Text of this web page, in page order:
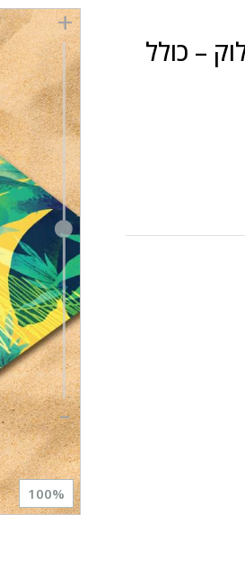
100%
– כולל